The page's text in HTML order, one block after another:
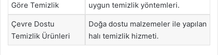
Göre Temizlik
uygun temizlik yöntemleri.
Çevre Dostu
Temizlik Ürünleri
Doğa dostu malzemeler ile yapılan
halı temizlik hizmeti.